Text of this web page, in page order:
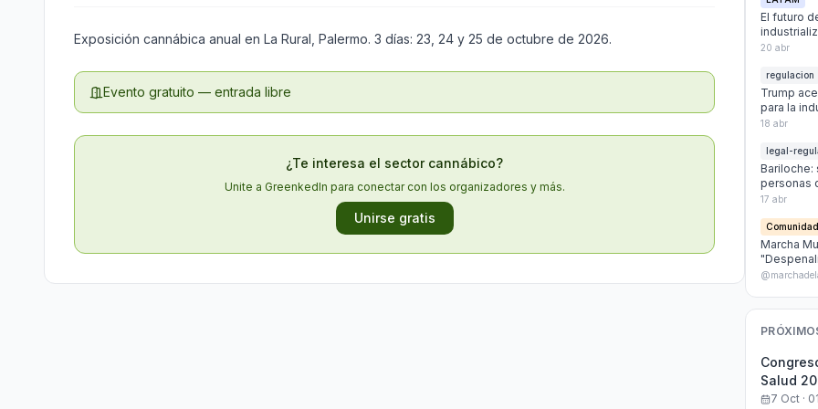
Exposición cannábica anual en La Rural, Palermo. 3 días: 23, 24 y 25 de octubre de 2026.
Evento gratuito — entrada libre
¿Te interesa el sector cannábico?
Unite a GreenkedIn para conectar con los organizadores y más.
Unirse gratis
El futuro
20 abr
regulacion
Trump
para la
18 abr
legal-
Bariloche:
personas
17 abr
Comunidad
Marcha
presas
Salud
7 Oct ·